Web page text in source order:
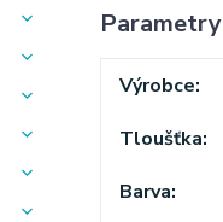
Parametry
Výrobce
Tloušťka
Barva